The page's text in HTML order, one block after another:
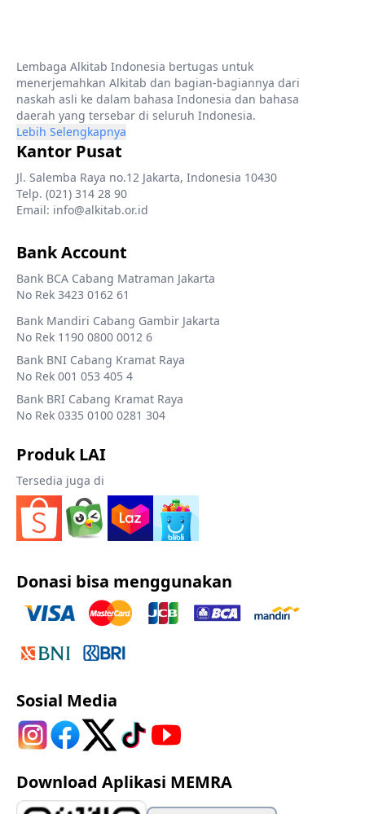
Lembaga Alkitab Indonesia bertugas untuk
menerjemahkan Alkitab dan bagian-bagiannya dari
naskah asli ke dalam bahasa Indonesia dan bahasa
daerah yang tersebar di seluruh Indonesia.
Lebih Selengkapnya
Kantor Pusat
Jl. Salemba Raya no.12 Jakarta, Indonesia 10430
Telp. (021) 314 28 90
Email: info@alkitab.or.id
Bank Account
Bank BCA Cabang Matraman Jakarta
No Rek 3423 0162 61
Bank Mandiri Cabang Gambir Jakarta
No Rek 1190 0800 0012 6
Bank BNI Cabang Kramat Raya
No Rek 001 053 405 4
Bank BRI Cabang Kramat Raya
No Rek 0335 0100 0281 304
Produk LAI
Tersedia juga di
Donasi bisa menggunakan
Sosial Media
Download Aplikasi MEMRA